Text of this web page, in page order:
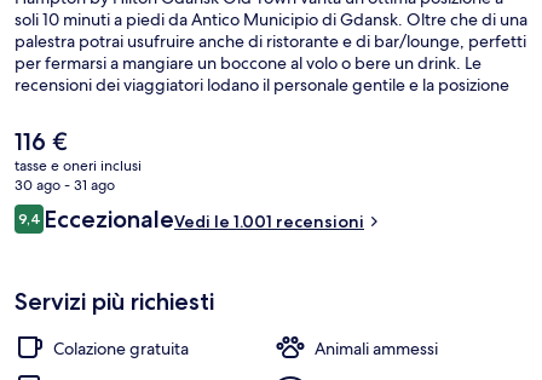
soli 10 minuti a piedi da Antico Municipio di Gdansk. Oltre che di una
palestra potrai usufruire anche di ristorante e di bar/lounge, perfetti
per fermarsi a mangiare un boccone al volo o bere un drink. Le
recensioni dei viaggiatori lodano il personale gentile e la posizione
Il
prezzo
attuale
è
116 €
116 €
tasse e oneri inclusi
30 ago - 31 ago
Recensioni
9,49,4 su 10
EccezionaleVedi le 1.001 recensioni
Servizi più richiesti
Colazione gratuita
Animali ammessi